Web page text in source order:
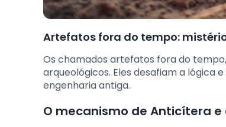
Artefatos fora do tempo:
Os chamados artefatos fora do
arqueológicos. Eles desafiam a lógica
engenharia antiga.
O mecanismo de Anticítera